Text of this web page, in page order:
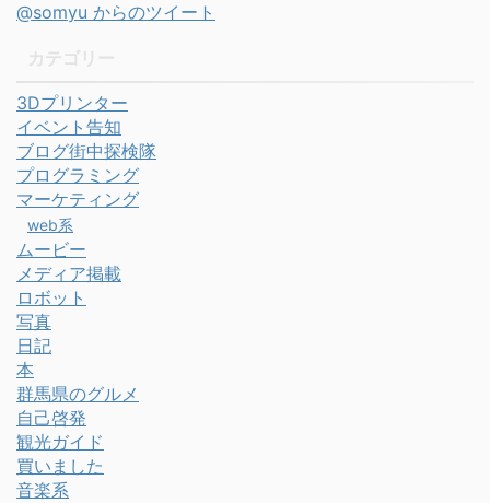
@somyu からのツイート
3Dプリンター
イベント告知
ブログ街中探検隊
プログラミング
マーケティング
web系
ムービー
メディア掲載
ロボット
写真
日記
本
群馬県のグルメ
自己啓発
観光ガイド
買いました
音楽系